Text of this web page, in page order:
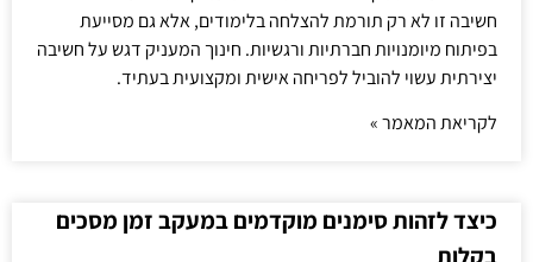
חשיבה זו לא רק תורמת להצלחה בלימודים, אלא גם מסייעת
בפיתוח מיומנויות חברתיות ורגשיות. חינוך המעניק דגש על חשיבה
יצירתית עשוי להוביל לפריחה אישית ומקצועית בעתיד.
לקריאת המאמר »
כיצד לזהות סימנים מוקדמים במעקב זמן מסכים